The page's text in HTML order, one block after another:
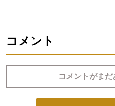
コメント
コメントがまだ